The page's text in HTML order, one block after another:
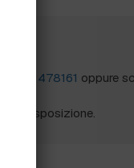
0172 478161 oppure
a disposizione.